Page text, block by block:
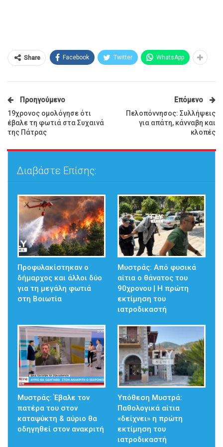
Share Facebook Twitter WhatsApp
Προηγούμενο
19χρονος ομολόγησε ότι
έβαλε τη φωτιά στα Συχαινά
της Πάτρας
Επόμενο
Πελοπόννησος: Συλλήψεις
για απάτη, κάνναβη και
κλοπές
Διαβάστε Επίσης:
Προφυλακίστηκαν ο
δήμαρχος και άλλοι δύο
για τη μεγάλη φωτιά
στη Βοιωτία
Μυστράς: Από φυσικά
αίτια ο θάνατος του
90χρονου | Η πρώτη
εκτίμηση του
ιατροδικαστή
Μυστράς: Έβαλε τον
πατέρα του στον
καταψύκτη & αύριο θα
οδηγηθεί στον ανακριτή
Υπόθεση Μυστρά:
Παθολογικά αίτια
«δείχνει» η πρώτη
εκτίμηση του
ιατροδικαστή